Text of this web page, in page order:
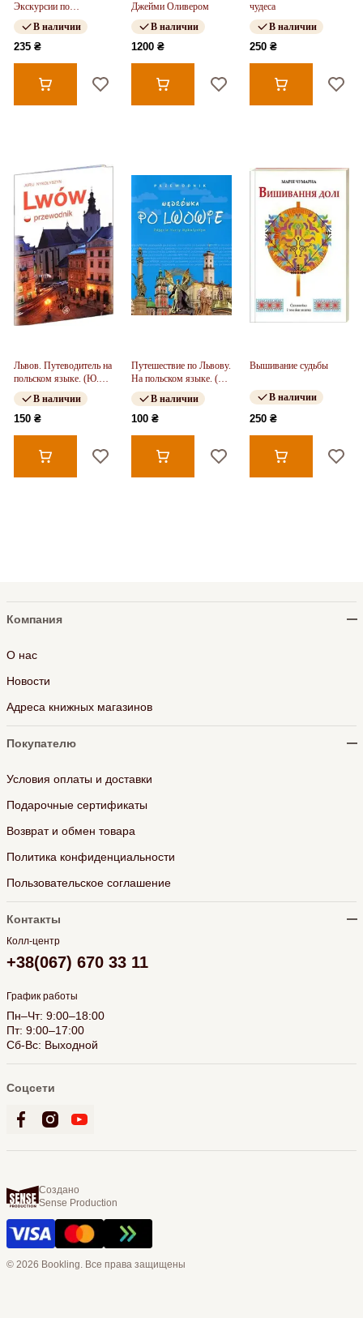
Экскурсии по
собственной кухне
В наличии
235 ₴
Джейми Оливером
В наличии
1200 ₴
чудеса
В наличии
250 ₴
Львов. Путеводитель на
польском языке. (Ю.
Николышин)
В наличии
150 ₴
Путешествие по Львову.
На польском языке. (Ю.
Николышин)
В наличии
100 ₴
Вышивание судьбы
В наличии
250 ₴
Компания
О нас
Новости
Адреса книжных магазинов
Покупателю
Условия оплаты и доставки
Подарочные сертификаты
Возврат и обмен товара
Политика конфиденциальности
Пользовательское соглашение
Контакты
Колл-центр
+38(067) 670 33 11
График работы
Пн–Чт: 9:00–18:00
Пт: 9:00–17:00
Сб-Вс: Выходной
Соцсети
Создано
Sense Production
© 2026 Bookling. Все права защищены